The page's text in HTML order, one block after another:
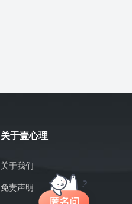
关于壹心理
关于我们
免责声明